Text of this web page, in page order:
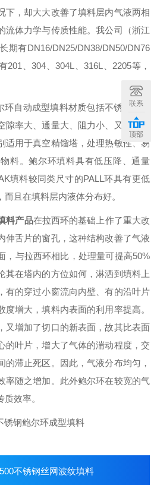
下，却大大改善了填料层内气液两相
流体力学与传质性能。我公司（浙江
期有DN16/DN25/DN38/DN50/DN76
201、304、304L、316L、2205等，
环自动成型填料材质包括不锈钢及碳
率大、通量大、阻力小、又耐热、
适用于真空精馏塔，处理热敏性、易
料。鲍尔环填料具有低压降、通量
填料较同类尺寸的PALL环具有更低
且在填料层内液体分布好。
料产品在拉西环的基础上作了重大改
伸舌片的窗孔，这种结构改善了气液
，与拉西环相比，处理量可提高50%
其在塔内的方位如何，淋洒到填料上
有的穿过小窗流向内壁、有的沿叶片
增大，填料内表面的利用率提高。
又增加了切口的新表面，故其比表面
的叶片，增大了气体的湍动程度，交
的滞止死区。因此，气液分布均匀，
率随之增加。此外鲍尔环在较宽的气
效率。
不锈钢丝网波纹填料
联系
顶部